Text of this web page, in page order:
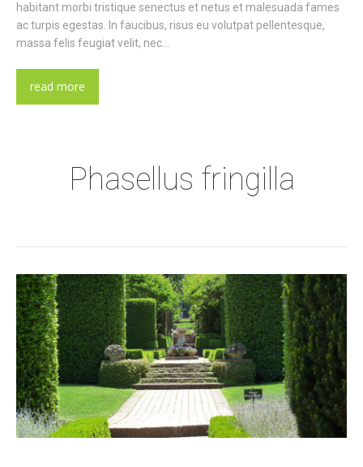
habitant morbi tristique senectus et netus et malesuada fames
ac turpis egestas. In faucibus, risus eu volutpat pellentesque,
massa felis feugiat velit, nec…
read more
Phasellus fringilla